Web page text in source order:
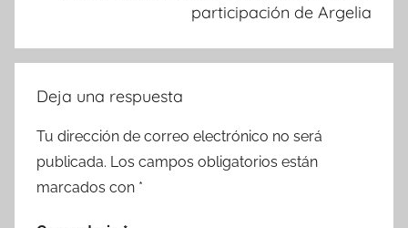
participación de Argelia
Deja una respuesta
Tu dirección de correo electrónico no será
publicada. Los campos obligatorios están
marcados con *